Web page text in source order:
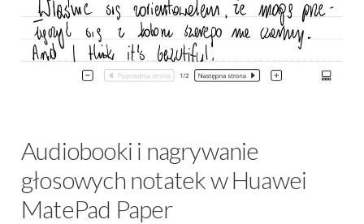
Audiobooki i nagrywanie
głosowych notatek w Huawei
MatePad Paper